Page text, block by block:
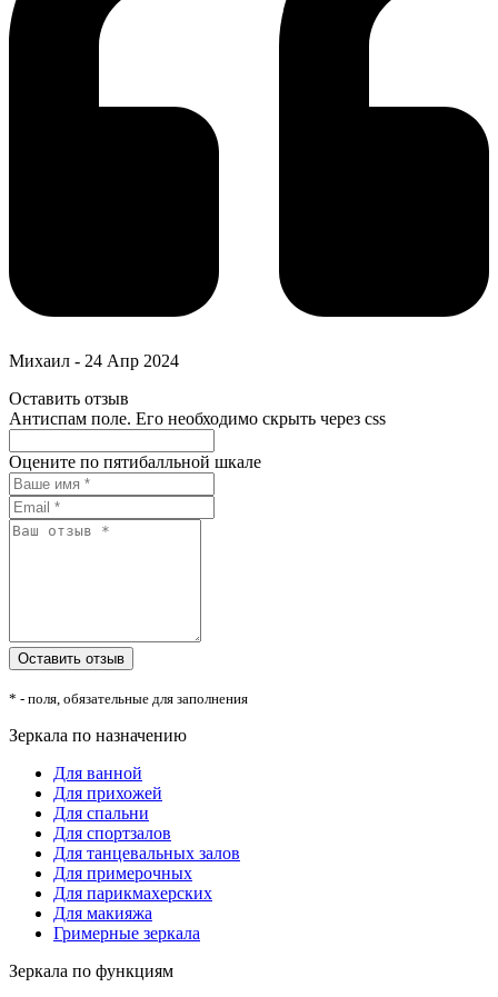
Михаил - 24 Апр 2024
Оставить отзыв
Антиспам поле. Его необходимо скрыть через css
Оцените по пятибалльной шкале
* - поля, обязательные для заполнения
Зеркала по назначению
Для ванной
Для прихожей
Для спальни
Для спортзалов
Для танцевальных залов
Для примерочных
Для парикмахерских
Для макияжа
Гримерные зеркала
Зеркала по функциям